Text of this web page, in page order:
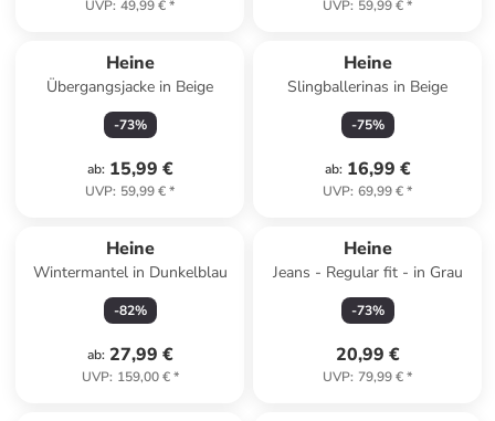
UVP: 49,99 €* UVP: 59,99 €*
Heine
Übergangsjacke in Beige
-73%
ab: 15,99 €
UVP: 59,99 €*
Heine
Slingballerinas in Beige
-75%
ab: 16,99 €
UVP: 69,99 €*
Heine
Wintermantel in Dunkelblau
-82%
ab: 27,99 €
UVP: 159,00 €*
Heine
Jeans - Regular fit - in Grau
-73%
20,99 €
UVP: 79,99 €*